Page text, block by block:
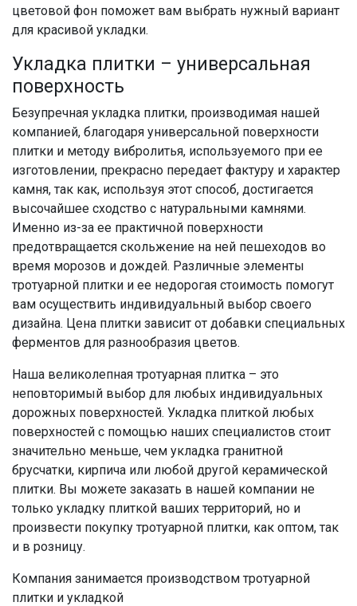
цветовой фон поможет вам выбрать нужный вариант
для красивой укладки.
Укладка плитки – универсальная
поверхность
Безупречная укладка плитки, производимая нашей
компанией, благодаря универсальной поверхности
плитки и методу вибролитья, используемого при ее
изготовлении, прекрасно передает фактуру и характер
камня, так как, используя этот способ, достигается
высочайшее сходство с натуральными камнями.
Именно из-за ее практичной поверхности
предотвращается скольжение на ней пешеходов во
время морозов и дождей. Различные элементы
тротуарной плитки и ее недорогая стоимость помогут
вам осуществить индивидуальный выбор своего
дизайна. Цена плитки зависит от добавки специальных
ферментов для разнообразия цветов.
Наша великолепная тротуарная плитка – это
неповторимый выбор для любых индивидуальных
дорожных поверхностей. Укладка плиткой любых
поверхностей с помощью наших специалистов стоит
значительно меньше, чем укладка гранитной
брусчатки, кирпича или любой другой керамической
плитки. Вы можете заказать в нашей компании не
только укладку плиткой ваших территорий, но и
произвести покупку тротуарной плитки, как оптом, так
и в розницу.
Компания занимается производством тротуарной
плитки и укладкой